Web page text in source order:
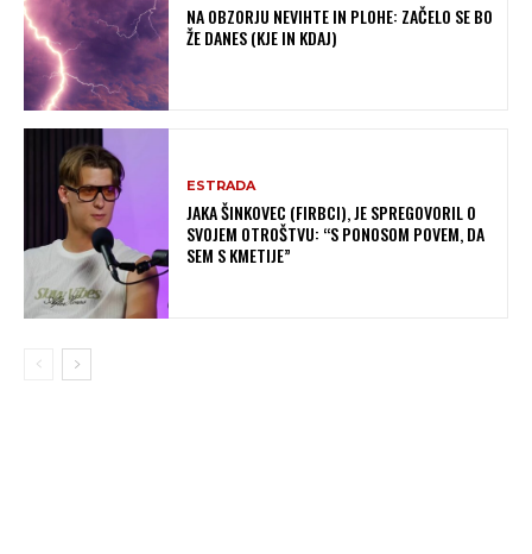
NA OBZORJU NEVIHTE IN PLOHE: ZAČELO SE BO
ŽE DANES (KJE IN KDAJ)
ESTRADA
JAKA ŠINKOVEC (FIRBCI), JE SPREGOVORIL O
SVOJEM OTROŠTVU: “S PONOSOM POVEM, DA
SEM S KMETIJE”